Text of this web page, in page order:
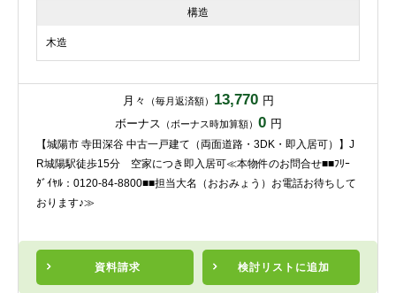
構造
木造
月々 （毎月返済額） 13,770 円
ボーナス （ボーナス時加算額） 0 円
資料請求 検討リスト に追加
【城陽市 寺田深谷 中古一戸建て（両面道路・3DK・即入居可）】J
R城陽駅徒歩15分 空家につき即入居可≪本物件のお問合せ■■ﾌﾘｰ
ﾀﾞｲﾔﾙ：0120-84-8800■■担当大名（おおみょう）お電話お待ちして
おります♪≫